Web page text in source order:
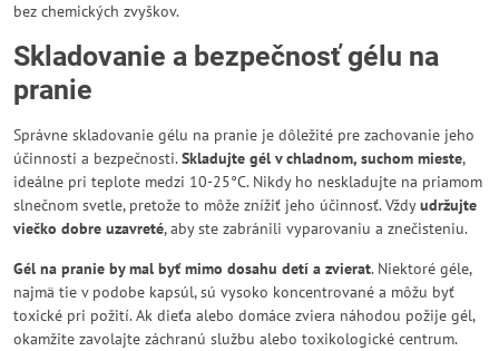
bez chemických zvyškov.
Skladovanie a bezpečnosť gélu na
pranie
Správne skladovanie gélu na pranie je dôležité pre zachovanie jeho
účinnosti a bezpečnosti.Skladujte gél v chladnom, suchom mieste,
ideálne pri teplote medzi 10-25°C. Nikdy ho neskladujte na priamom
slnečnom svetle, pretože to môže znížiť jeho účinnosť. Vždyudržujte
viečko dobre uzavreté, aby ste zabránili vyparovaniu a znečisteniu.
Gél na pranie by mal byť mimo dosahu detí a zvierat. Niektoré géle,
najmä tie v podobe kapsúl, sú vysoko koncentrované a môžu byť
toxické pri požití. Ak dieťa alebo domáce zviera náhodou požije gél,
okamžite zavolajte záchranú službu alebo toxikologické centrum.